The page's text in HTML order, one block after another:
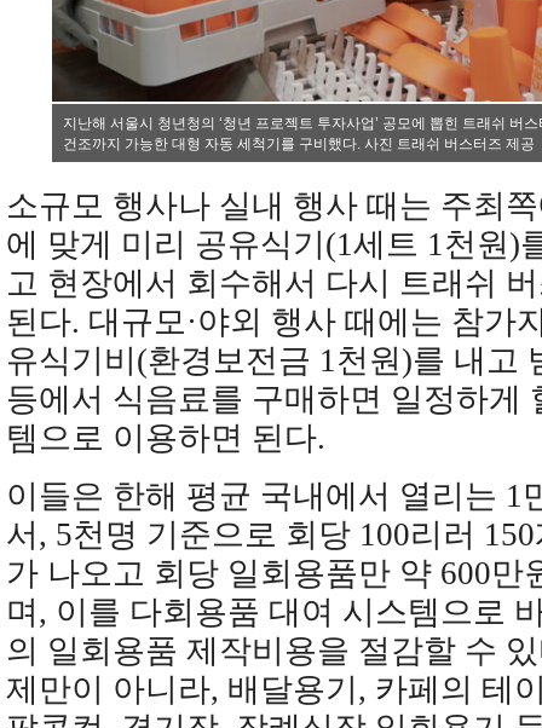
지난해 서울시 청년청의 ‘청년 프로젝트 투자사업’ 공모에 뽑힌 트래쉬 버
건조까지 가능한 대형 자동 세척기를 구비했다. 사진 트래쉬 버스터즈 제공
소규모 행사나 실내 행사 때는 주최
에 맞게 미리 공유식기(1세트 1천원)
고 현장에서 회수해서 다시 트래쉬
된다. 대규모·야외 행사 때에는 참가
유식기비(환경보전금 1천원)를 내고
등에서 식음료를 구매하면 일정하게
템으로 이용하면 된다.
이들은 한해 평균 국내에서 열리는 1
서, 5천명 기준으로 회당 100리러
가 나오고 회당 일회용품만 약 600만
며, 이를 다회용품 대여 시스템으로
의 일회용품 제작비용을 절감할 수
제만이 아니라, 배달용기, 카페의 테